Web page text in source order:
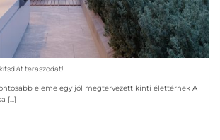
át teraszodat!
eleme egy jól megtervezett kinti élettérnek A
[...]